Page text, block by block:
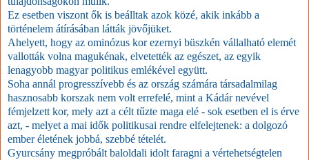
Ez esetben viszont ők is beálltak azok közé, akik inkább a
történelem átírásában látták jövőjüket.
Ahelyett, hogy az ominózus kor ezernyi büszkén vállalható elemét
vallották volna magukénak, elvetették az egészet, az egyik
lenagyobb magyar politikus emlékével együtt.
Soha annál progresszívebb és az ország számára társadalmilag
hasznosabb korszak nem volt errefelé, mint a Kádár nevével
fémjelzett kor, mely azt a célt tűzte maga elé - sok esetben el is érve
azt, - melyet a mai idők politikusai rendre elfelejtenek: a dolgozó
ember életének jobbá, szebbé tételét.
Gyurcsány megpróbált baloldali idolt faragni a vértehetségtelen